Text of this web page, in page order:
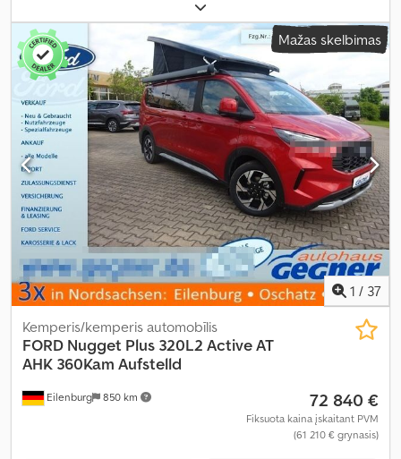
08/2026
bendras plotis:2 275 mm, bendras aukštis:2 060 mm, ašių
konfigūracija:
, emisijos klasė:Euro 6, bendras svoris:3 175
kg, Įranga:ABS, autonominis šildytuvas, centrinis užraktas,
elektroninė stabilumo programa (ESP), naudoto automobilio
garantija, navigacijos sistema, oro kondicionavimas, suodžių
filtras, vonios kambarys,
Mažas skelbimas
1 / 37
Eilenburg 850 km
Kemperis/kemperis automobīlis
FORD Nugget Plus 320L2 Active AT
AHK 360Kam Aufstelld
72 840 €
Fiksuota kaina įskaitant PVM
(61 210 € grynasis)